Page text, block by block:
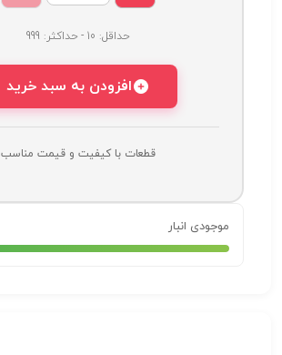
حداقل: 10 - حداکثر: 999
افزودن به سبد خرید
قطعات با کیفیت و قیمت مناسب
موجودی انبار